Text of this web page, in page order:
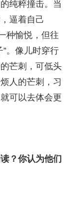
纯粹撞击。当
逼着自己
种愉悦，但往
。像儿时穿行
芒刺，可低头
人的芒刺，习
可以去体会更
？你认为他们